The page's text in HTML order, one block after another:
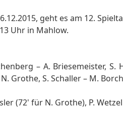
geht es am 12.
Uhr in Mahlow.
– A. Briesemeister, S.
Grothe, S. Schaller – M.
(72' für N. Grothe), P.